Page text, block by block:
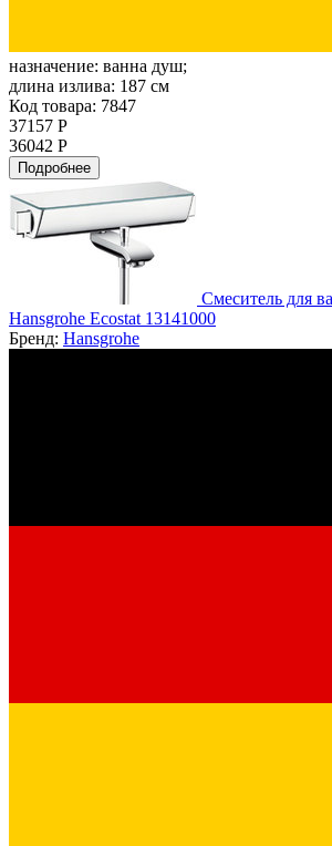
назначение: ванна душ;
длина излива: 187 см
Код товара: 7847
37157 Р
36042 Р
Подробнее
Смеситель для
Hansgrohe Ecostat 13141000
Бренд: Hansgrohe